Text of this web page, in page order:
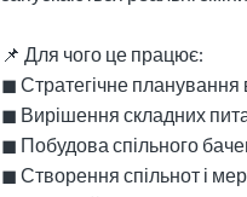
📌 Для чого це працює:
◼︎ Стратегічне планування
◼︎ Вирішення складних
◼︎ Побудова спільного
◼︎ Створення спільнот і